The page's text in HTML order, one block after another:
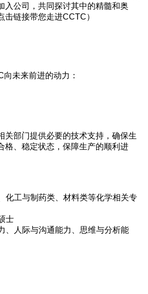
入公司，共同探讨其中的精髓和奥
击链接带您走进CCTC）
未来前进的动力：
关部门提供必要的技术支持，确保生
格、稳定状态，保障生产的顺利进
化工与制药类、材料类等化学相关专
士
、人际与沟通能力、思维与分析能